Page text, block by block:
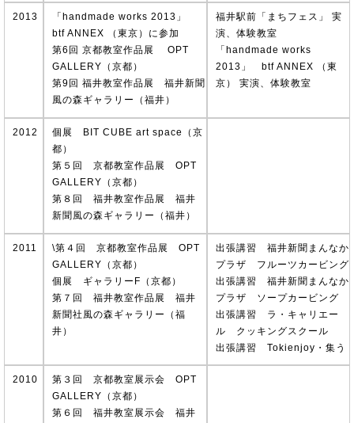
2013
「handmade works 2013」
btf ANNEX （東京）に参加
第6回 京都教室作品展 OPT
GALLERY（京都）
第9回 福井教室作品展 福井新聞
風の森ギャラリー（福井）
福井駅前「まちフェス」 実
演、体験教室
「handmade works
2013」 btf ANNEX （東
京） 実演、体験教室
2012
個展 BIT CUBE art space（京
都）
第５回 京都教室作品展 OPT
GALLERY（京都）
第８回 福井教室作品展 福井
新聞風の森ギャラリー（福井）
2011
\第４回 京都教室作品展 OPT
GALLERY（京都）
個展 ギャラリーF（京都）
第７回 福井教室作品展 福井
新聞社風の森ギャラリー（福
井）
出張講習 福井新聞まんなか
プラザ フルーツカービング
出張講習 福井新聞まんなか
プラザ ソープカービング
出張講習 ラ・キャリエー
ル クッキングスクール
出張講習 Tokienjoy・集う
2010
第３回 京都教室展示会 OPT
GALLERY（京都）
第６回 福井教室展示会 福井